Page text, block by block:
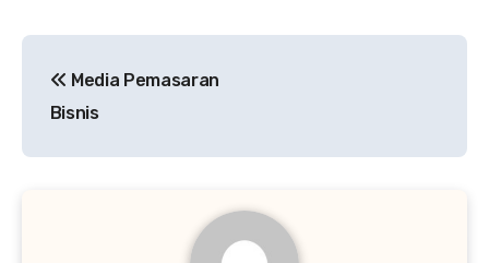
pos
Media Pemasaran
Bisnis